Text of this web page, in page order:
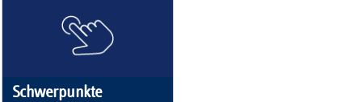
Schwerpunkte